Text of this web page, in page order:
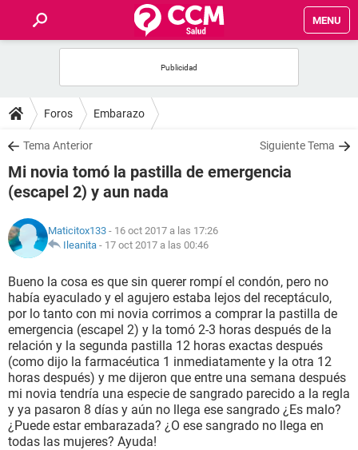
MENU
FOROS
SALUD
FAMILIA
NUTRICIÓN
SEXUALIDAD
GLOSARIO
Foros Embarazo
Tema Anterior Siguiente Tema
Mi novia tomó la pastilla de emergencia
(escapel 2) y aun nada
Maticitox133 - 16 oct 2017 a las 17:26
Ileanita - 17 oct 2017 a las 00:46
Bueno la cosa es que sin querer rompí el condón, pero no
había eyaculado y el agujero estaba lejos del receptáculo,
por lo tanto con mi novia corrimos a comprar la pastilla de
emergencia (escapel 2) y la tomó 2-3 horas después de la
relación y la segunda pastilla 12 horas exactas después
(como dijo la farmacéutica 1 inmediatamente y la otra 12
horas después) y me dijeron que entre una semana después
mi novia tendría una especie de sangrado parecido a la regla
y ya pasaron 8 días y aún no llega ese sangrado ¿Es malo?
¿Puede estar embarazada? ¿O ese sangrado no llega en
todas las mujeres? Ayuda!